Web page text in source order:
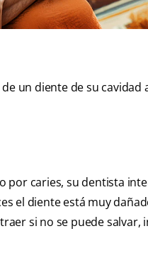
un diente de su
por caries, su dentista
el diente está muy
si no se puede